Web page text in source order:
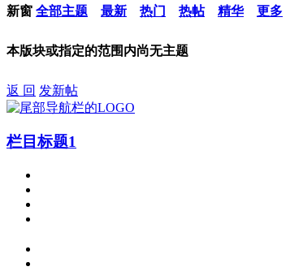
新窗 全部主题 最新 热门 热帖 精华 更多
本版块或指定的范围内尚无主题
返 回 发新帖
栏目标题1